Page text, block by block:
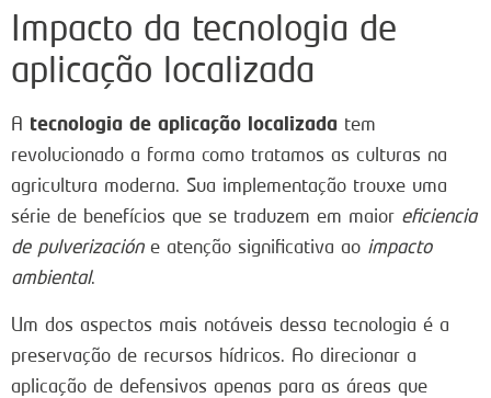
Impacto da tecnologia de
aplicação localizada
A tecnologia de aplicação localizada tem
revolucionado a forma como tratamos as culturas na
agricultura moderna. Sua implementação trouxe uma
série de benefícios que se traduzem em maior eficiencia
de pulverizacióne atenção significativa ao impacto
ambiental.
Um dos aspectos mais notáveis dessa tecnologia é a
preservação de recursos hídricos. Ao direcionar a
aplicação de defensivos apenas para as áreas que